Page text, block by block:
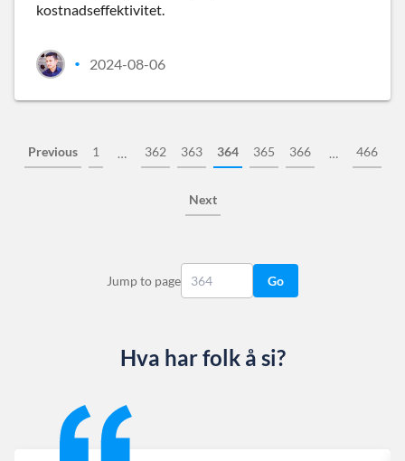
kostnadseffektivitet.
• 2024-08-06
Previous 1 … 362 363 364 365 366 … 466
Next
Jump to page Go
Hva har folk å si?